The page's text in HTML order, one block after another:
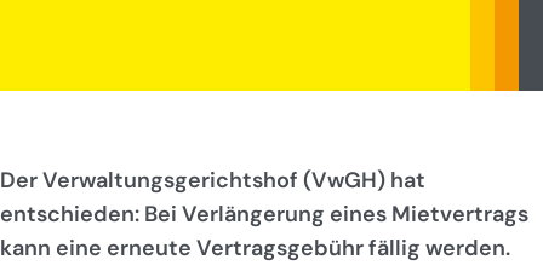
Der Verwaltungsgerichtshof (VwGH) hat
entschieden: Bei Verlängerung eines Mietvertrags
kann eine erneute Vertragsgebühr fällig werden.